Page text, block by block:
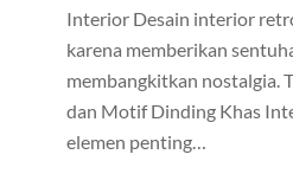
Interior Desain interior
karena memberikan
membangkitkan nostalgia.
dan Motif Dinding Khas
elemen penting…